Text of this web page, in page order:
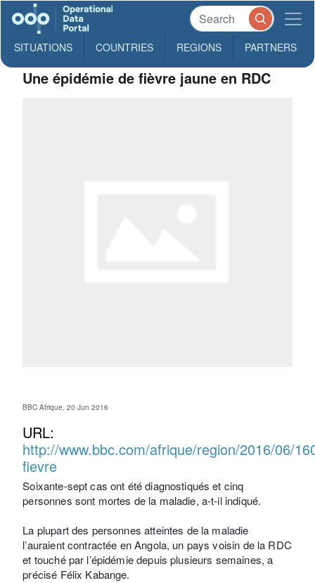
SITUATIONS COUNTRIES REGIONS PARTNERS
Une épidémie de fièvre jaune en RDC
BBC Afrique, 20 Jun 2016
URL:
http://www.bbc.com/afrique/region/2016/06/
fievre
Soixante-sept cas ont été diagnostiqués et cinq
personnes sont mortes de la maladie, a-t-il indiqué.
La plupart des personnes atteintes de la maladie
l’auraient contractée en Angola, un pays voisin de la RDC
et touché par l’épidémie depuis plusieurs semaines, a
précisé Félix Kabange.